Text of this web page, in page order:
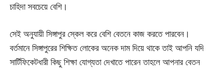
চাহিদা সবচেয়ে বেশি।
সেই অনুযায়ী সিঙ্গাপুর স্কেল করে বেশি বেতনে কাজ করতে পারবেন।
বর্তমানে সিঙ্গাপুরের শিক্ষিত লোকের অনেক দাম দিয়ে থাকে তাই আপনি যদি
সার্টিফিকেটধারী কিছু শিক্ষা যোগ্যতা দেখাতে পারেন তাহলে আপনার বেতন